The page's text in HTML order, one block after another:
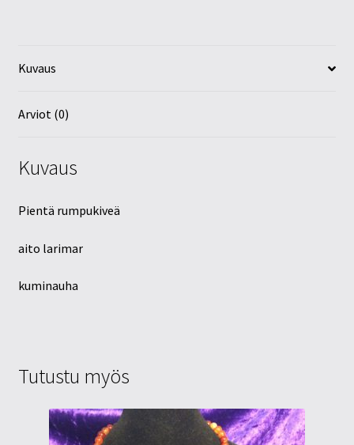
Kuvaus
Arviot (0)
Kuvaus
Pientä rumpukiveä
aito larimar
kuminauha
Tutustu myös